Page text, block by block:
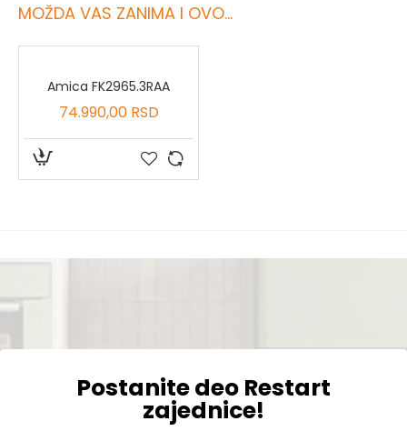
MOŽDA VAS ZANIMA I OVO...
Amica FK2965.3RAA
74.990,00 RSD
Postanite deo Restart
zajednice!